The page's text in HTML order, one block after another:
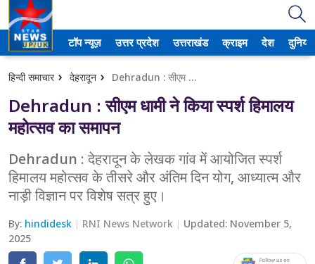
टॉप न्यूज़ उत्तर प्रदेश उत्तराखंड क्राइम देश दुनिया
हिन्दी समाचार देहरादून Dehradun : सीएम धामी ने किया स्पर्श हिमालय महोत्सव का समापन
Dehradun : सीएम धामी ने किया स्पर्श हिमालय
महोत्सव का समापन
Dehradun : देहरादून के लेखक गांव में आयोजित स्पर्श
हिमालय महोत्सव के तीसरे और अंतिम दिन योग, आध्यात्म और
नाड़ी विज्ञान पर विशेष सत्र हुए।
By: hindidesk RNI News Network Updated: November 5,
2025
उत्तर प्रदेश
आगरा
कानपुर
प्रयागराज
मेरठ
लखनऊ